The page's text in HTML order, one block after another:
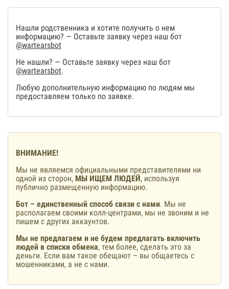
Нашли родственника и хотите получить о нем
информацию? — Оставьте заявку через наш бот
@wartearsbot
Не нашли? — Оставьте заявку через наш бот
@wartearsbot.
Любую дополнительную информацию по людям мы
предоставляем только по заявке.
ВНИМАНИЕ!
Мы не являемся официальными представителями ни
одной из сторон, МЫ ИЩЕМ ЛЮДЕЙ, используя
публично размещенную информацию.
Бот – единственный способ связи с нами. Мы не
располагаем своими колл-центрами, мы не звоним и не
пишем с других аккаунтов.
Мы не предлагаем и не будем предлагать включить
людей в списки обмена, тем более, сделать это за
деньги. Если вам такое обещают – вы общаетесь с
мошенниками, а не с нами.